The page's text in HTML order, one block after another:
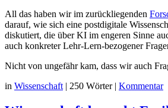
All das haben wir im zurückliegenden
darauf, wie sich eine postdigitale
diskutiert, die über KI im engeren Sinne
auch konkreter Lehr-Lern-bezogener
Nicht von ungefähr kam, dass wir auch
in Wissenschaft | 250 Wörter | Kommentar